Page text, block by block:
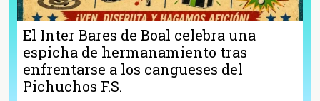
El Inter Bares de Boal celebra una
espicha de hermanamiento tras
enfrentarse a los cangueses del
Pichuchos F.S.